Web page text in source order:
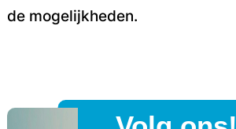
de mogelijkheden.